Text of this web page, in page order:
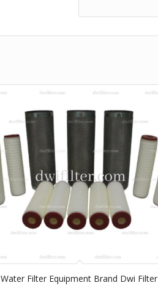
Water Filter Equipment Brand Dwi Filter